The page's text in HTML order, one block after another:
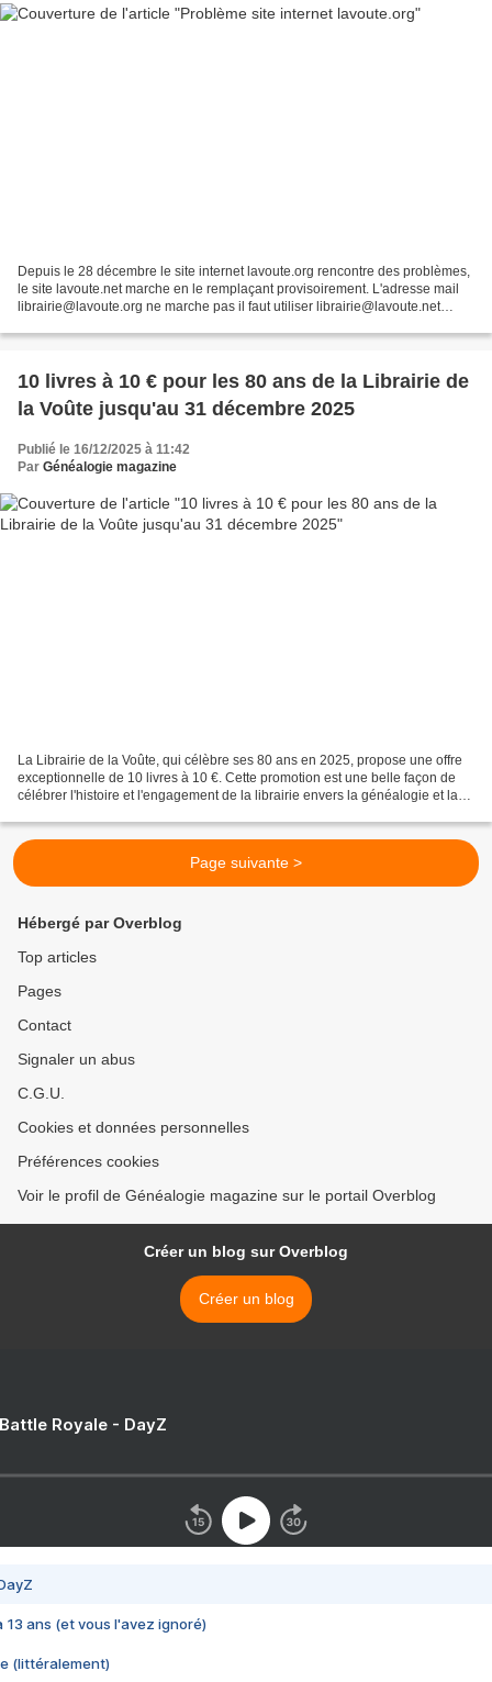
Depuis le 28 décembre le site internet lavoute.org rencontre des problèmes,
le site lavoute.net marche en le remplaçant provisoirement. L'adresse mail
librairie@lavoute.org ne marche pas il faut utiliser librairie@lavoute.net
10 livres à 10 € pour les 80 ans de la Librairie de
la Voûte jusqu'au 31 décembre 2025
Publié le 16/12/2025 à 11:42
Par Généalogie magazine
La Librairie de la Voûte, qui célèbre ses 80 ans en 2025, propose une offre
exceptionnelle de 10 livres à 10 €. Cette promotion est une belle façon de
célébrer l'histoire et l'engagement de la librairie envers la généalogie et la
Page suivante >
Hébergé par Overblog
Top articles
Pages
Contact
Signaler un abus
C.G.U.
Cookies et données personnelles
Préférences cookies
Voir le profil de Généalogie magazine sur le portail Overblog
Créer un blog sur Overblog
Créer un blog
Royale - DayZ
13 ans (et vous l'avez ignoré)
(littéralement)